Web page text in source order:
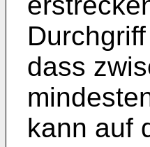
dass
kann auf